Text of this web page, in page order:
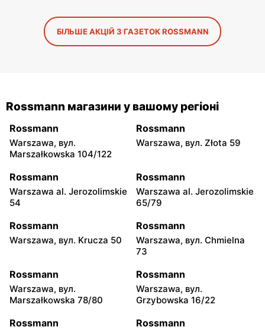
БІЛЬШЕ АКЦІЙ З ГАЗЕТОК ROSSMANN
Rossmann магазини у вашому регіоні
Rossmann
Warszawa, вул.
Marszałkowska 104/122
Rossmann
Warszawa, вул. Złota 59
Rossmann
Warszawa al. Jerozolimskie
54
Rossmann
Warszawa al. Jerozolimskie
65/79
Rossmann
Warszawa, вул. Krucza 50
Rossmann
Warszawa, вул. Chmielna
73
Rossmann
Warszawa, вул.
Marszałkowska 78/80
Rossmann
Warszawa, вул.
Grzybowska 16/22
Rossmann Rossmann